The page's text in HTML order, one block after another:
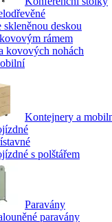
skleněnou deskou
rámem
kovových nohách
Kontejnery a
s polštářem
Paravány
paravány